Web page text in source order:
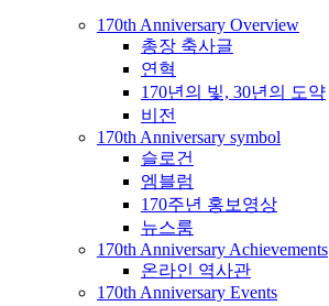
170th Anniversary Overview
총장 축사글
연혁
170년의 빛, 30년의 도약
비전
170th Anniversary symbol
슬로건
엠블럼
170주년 홍보영상
뉴스룸
170th Anniversary Achievements
온라인 역사관
170th Anniversary Events